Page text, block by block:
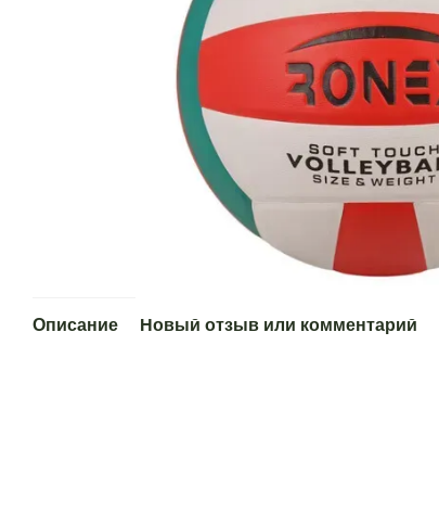
Описание Новый отзыв или комментарий